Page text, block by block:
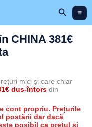
Search
CHINA 381€
mici și care chiar
dus-întorsdin
cont propriu. Prețurile
postării dar dacă
posibil ca prețul și